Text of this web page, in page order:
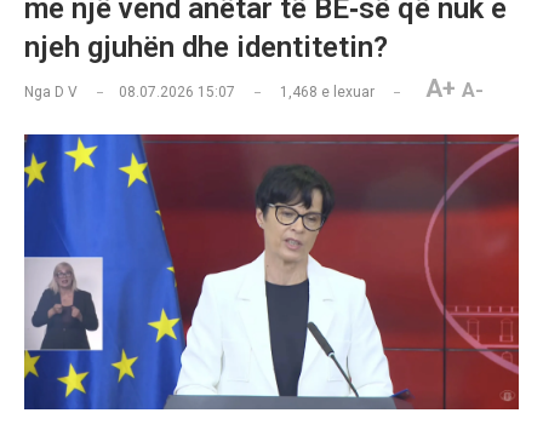
me një vend anëtar të BE‑së që nuk e
njeh gjuhën dhe identitetin?
Nga D V 08.07.2026 15:07 1,468 e lexuar A+ A-